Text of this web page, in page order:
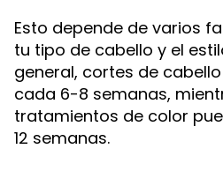
Esto depende de varios
tu tipo de cabello y el
general, cortes de
cada 6-8 semanas,
tratamientos de color
12 semanas.